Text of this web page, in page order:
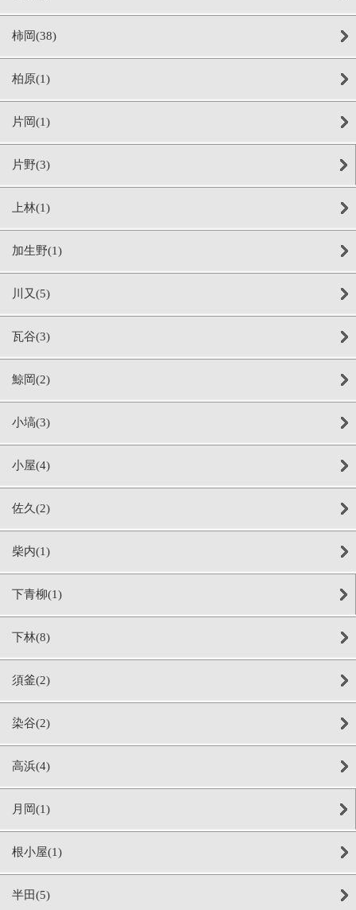
柿岡(38)
柏原(1)
片岡(1)
片野(3)
上林(1)
加生野(1)
川又(5)
瓦谷(3)
鯨岡(2)
小塙(3)
小屋(4)
佐久(2)
柴内(1)
下青柳(1)
下林(8)
須釜(2)
染谷(2)
高浜(4)
月岡(1)
根小屋(1)
半田(5)